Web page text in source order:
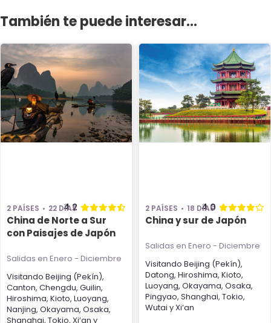
También te puede interesar...
2 PAÍSES 22 DÍAS
4.2
China de Norte a Sur
con Paisajes de Japón
Salidas en Enero - Diciembre
Visitando Beijing (Pekín),
Canton, Chengdu, Guilin,
Hiroshima, Kioto, Luoyang,
Nanjing, Okayama, Osaka,
Shanghai, Tokio, Xi’an y
2 PAÍSES 18 DÍAS
4.0
China y sur de Japón
Salidas en Enero - Diciembre
Visitando Beijing (Pekín),
Datong, Hiroshima, Kioto,
Luoyang, Okayama, Osaka,
Pingyao, Shanghai, Tokio,
Wutai yXi’an